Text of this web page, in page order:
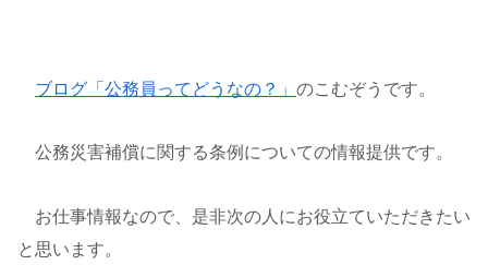
ブログ「公務員ってどうなの？」 のこむぞうです。
公務災害補償に関する条例についての情報提供です。
お仕事情報なので、是非次の人にお役立ていただきたい
と思います。